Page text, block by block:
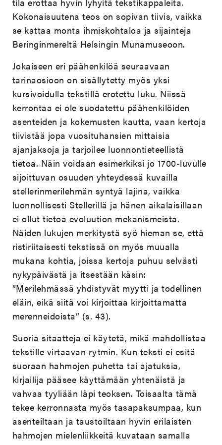
Kokonaisuutena teos on sopivan tiivis, vaikka
se kattaa monta ihmiskohtaloa ja sijainteja
Beringinmereltä Helsingin Munamuseoon.
Jokaiseen eri päähenkilöä seuraavaan
tarinaosioon on sisällytetty myös yksi
kursivoidulla tekstillä erotettu luku. Niissä
kerrontaa ei ole suodatettu päähenkilöiden
asenteiden ja kokemusten kautta, vaan kertoja
tiivistää jopa vuosituhansien mittaisia
ajanjaksoja ja tarjoilee luonnontieteellistä
tietoa. Näin voidaan esimerkiksi jo 1700-luvulle
sijoittuvan osuuden yhteydessä kuvailla
stellerinmerilehmän syntyä lajina, vaikka
luonnollisesti Stellerillä ja hänen aikalaisillaan
ei ollut tietoa evoluution mekanismeista.
Näiden lukujen merkitystä syö hieman se, että
ristiriitaisesti tekstissä on myös muualla
mukana kohtia, joissa kertoja puhuu selvästi
nykypäivästä ja itsestään käsin:
”Merilehmässä yhdistyvät myytti ja todellinen
eläin, eikä siitä voi kirjoittaa kirjoittamatta
merenneidoista” (s. 43).
Suoria sitaatteja ei käytetä, mikä mahdollistaa
tekstille virtaavan rytmin. Kun teksti ei esitä
suoraan hahmojen puhetta tai ajatuksia,
kirjailija pääsee käyttämään yhtenäistä ja
vahvaa tyyliään läpi teoksen. Toisaalta tämä
tekee kerronnasta myös tasapaksumpaa, kun
asenteiltaan ja taustoiltaan hyvin erilaisten
hahmojen mielenliikkeitä kuvataan samalla